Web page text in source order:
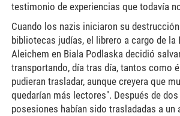
testimonio de experiencias que todavía
Cuando los nazis iniciaron su
bibliotecas judías, el librero a cargo de la
Aleichem en Biala Podlaska decidió
transportando, día tras día, tantos como
pudieran trasladar, aunque creyera que
quedarían más lectores". Después de
posesiones habían sido trasladadas a un